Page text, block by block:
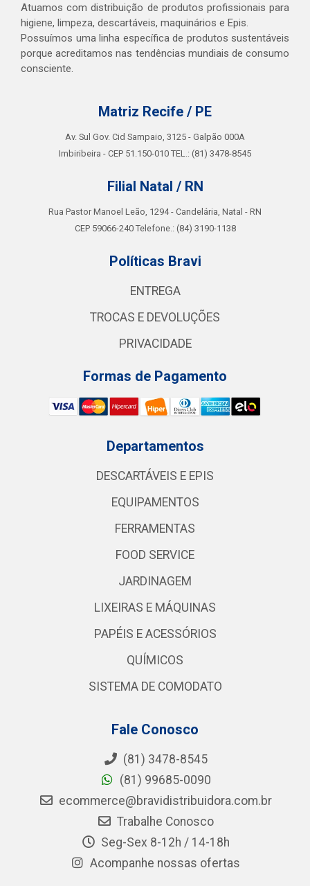
Atuamos com distribuição de produtos profissionais para
higiene, limpeza, descartáveis, maquinários e Epis.
Possuímos uma linha específica de produtos sustentáveis
porque acreditamos nas tendências mundiais de consumo
consciente.
Matriz Recife / PE
Av. Sul Gov. Cid Sampaio, 3125 - Galpão 000A
Imbiribeira - CEP 51.150-010 TEL.: (81) 3478-8545
Filial Natal / RN
Rua Pastor Manoel Leão, 1294 - Candelária, Natal - RN
CEP 59066-240 Telefone.: (84) 3190-1138
Políticas Bravi
ENTREGA
TROCAS E DEVOLUÇÕES
PRIVACIDADE
Formas de Pagamento
Departamentos
DESCARTÁVEIS E EPIS
EQUIPAMENTOS
FERRAMENTAS
FOOD SERVICE
JARDINAGEM
LIXEIRAS E MÁQUINAS
PAPÉIS E ACESSÓRIOS
QUÍMICOS
SISTEMA DE COMODATO
Fale Conosco
(81) 3478-8545
(81) 99685-0090
ecommerce@bravidistribuidora.com.br
Trabalhe Conosco
Seg-Sex 8-12h / 14-18h
Acompanhe nossas ofertas